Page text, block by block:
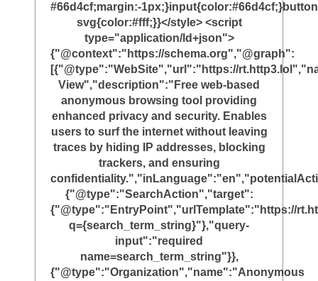
#66d4cf;margin:-1px;}input{color:#66d4cf;}button
svg{color:#fff;}}</style> <script
type="application/ld+json">
{"@context":"https://schema.org","@graph":
[{"@type":"WebSite","url":"https://
View","description":"Free web-based
anonymous browsing tool providing
enhanced privacy and security. Enables
users to surf the internet without leaving
traces by hiding IP addresses, blocking
trackers, and ensuring
{"@type":"SearchAction","target":
{"@type":"EntryPoint","urlTemplate":"https://
q={search_term_string}"},"query-
input":"required
name=search_term_string"}},
{"@type":"Organization","name":"Anonymous